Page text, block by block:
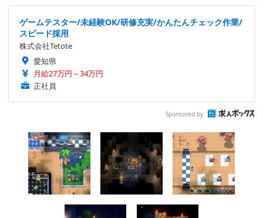
ゲームテスター/未経験OK/研修充実/かんたんチェック作業/
スピード採用
株式会社Tetote
愛知県
月給27万円～34万円
正社員
Sponsored by